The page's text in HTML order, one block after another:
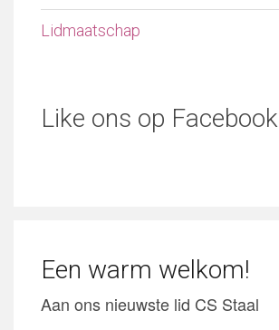
Lidmaatschap
Like ons op Facebook
Een warm welkom!
Aan ons nieuwste lid CS Staal